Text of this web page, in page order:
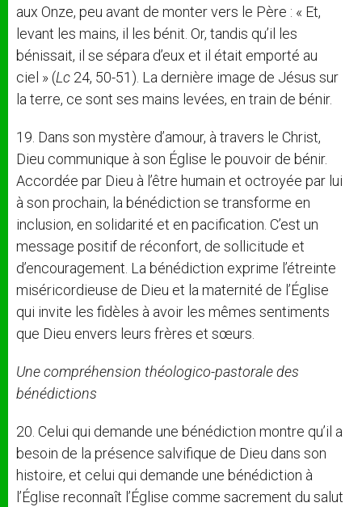
aux Onze, peu avant de monter vers le Père : « Et,
levant les mains, il les bénit. Or, tandis qu’il les
bénissait, il se sépara d’eux et il était emporté au
ciel » (Lc 24, 50-51). La dernière image de Jésus sur
la terre, ce sont ses mains levées, en train de bénir.
19. Dans son mystère d’amour, à travers le Christ,
Dieu communique à son Église le pouvoir de bénir.
Accordée par Dieu à l’être humain et octroyée par lui
à son prochain, la bénédiction se transforme en
inclusion, en solidarité et en pacification. C’est un
message positif de réconfort, de sollicitude et
d’encouragement. La bénédiction exprime l’étreinte
miséricordieuse de Dieu et la maternité de l’Église
qui invite les fidèles à avoir les mêmes sentiments
que Dieu envers leurs frères et sœurs.
Une compréhension théologico-pastorale des
bénédictions
20. Celui qui demande une bénédiction montre qu’il a
besoin de la présence salvifique de Dieu dans son
histoire, et celui qui demande une bénédiction à
l’Église reconnaît l’Église comme sacrement du salut